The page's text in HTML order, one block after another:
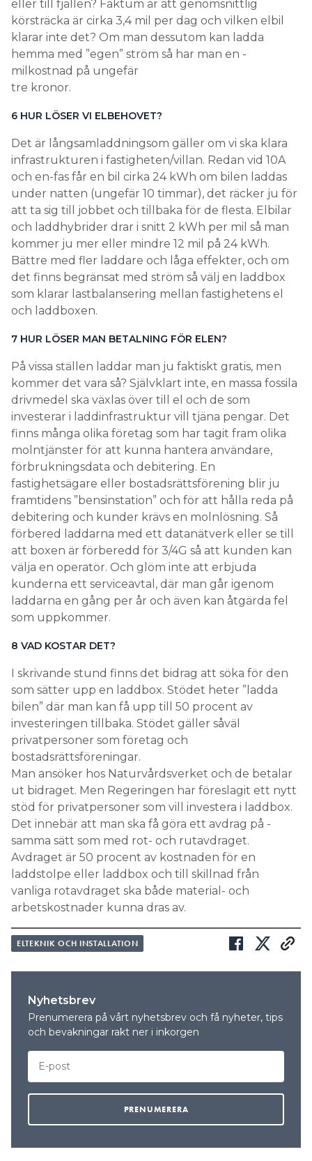
eller till fjällen? Faktum är att genomsnittlig
körsträcka är cirka 3,4 mil per dag och vilken elbil
klarar inte det? Om man dess­utom kan ladda
hemma med ”egen” ström så har man en ­
milkostnad på ungefär
tre kronor.
6 HUR LÖSER VI ELBEHOVET?
Det är långsamladdningsom gäller om vi ska klara
infrastrukturen i fastigheten/villan. Redan vid 10A
och en-fas får en bil cirka 24 kWh om bilen laddas
under natten (ungefär 10 timmar), det räcker ju för
att ta sig till jobbet och tillbaka för de flesta. Elbilar
och ladd­hybrider drar i snitt 2 kWh per mil så man
kommer ju mer eller mindre 12 mil på 24 kWh.
Bättre med fler laddare och låga effekter, och om
det finns begränsat med ström så välj en laddbox
som klarar lastbalansering mellan fastighetens el
och laddboxen.
7 HUR LÖSER MAN ­BETALNING FÖR ELEN?
På vissa ställen laddar man ju faktiskt gratis, men
kommer det vara så? Självklart inte, en massa fossila
drivmedel ska växlas över till el och de som
investerar i laddinfrastruktur vill tjäna pengar. Det
finns många olika företag som har tagit fram olika
molntjänster för att kunna hantera användare,
förbrukningsdata och debitering. En
fastighetsägare eller bostadsrättsförening blir ju
framtidens ”bensinstation” och för att hålla reda på
debitering och kunder krävs en molnlösning. Så
förbered laddarna med ett datanätverk eller se till
att boxen är förberedd för 3/4G så att kunden kan
välja en operatör. Och glöm inte att erbjuda
kunderna ett serviceavtal, där man går igenom
laddarna en gång per år och även kan åtgärda fel
som uppkommer.
8 VAD KOSTAR DET?
I skrivande stund finns det bidrag att söka för den
som sätter upp en laddbox. Stödet heter ”ladda
bilen” där man kan få upp till 50 procent av
investeringen till­baka. Stödet gäller såväl
privatpersoner som företag och
bostadsrättsföreningar.
Man ansöker hos Naturvårdsverket och de betalar
ut bidraget. Men Regeringen har föreslagit ett nytt
stöd för privat­personer som vill investera i laddbox.
Det innebär att man ska få göra ett avdrag på ­
samma sätt som med rot- och rutavdraget.
Avdraget är 50 procent av kostnaden för en
laddstolpe eller laddbox och till skillnad från
vanliga rotavdraget ska både material- och
arbetskostnader kunna dras av.
ELTEKNIK OCH INSTALLATION
Nyhetsbrev
Prenumerera på vårt nyhetsbrev och få nyheter, tips
och bevakningar rakt ner i inkorgen